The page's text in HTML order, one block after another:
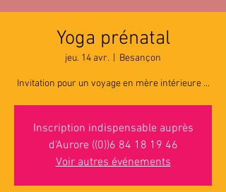
Yoga prénatal
jeu. 14 avr. Besançon
Invitation pour un voyage en mère intérieure ...
Inscription indispensable auprès
d'Aurore ((0))6 84 18 19 46
Voir autres événements